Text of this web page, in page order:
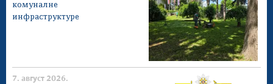
комуналне
инфраструктуре
7. август 2026.